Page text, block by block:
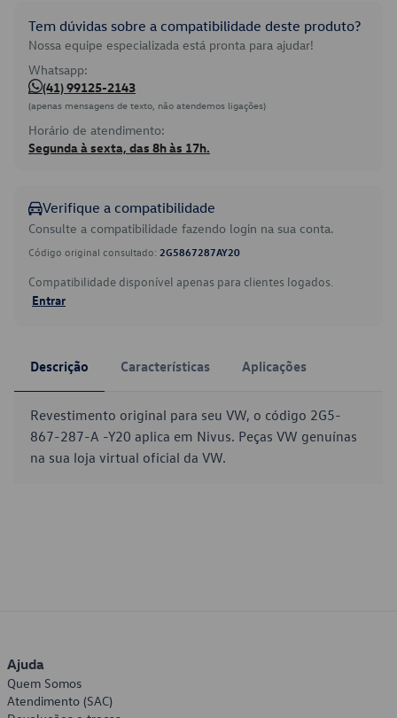
Tem dúvidas sobre a compatibilidade deste produto?
Nossa equipe especializada está pronta para ajudar!
Whatsapp:
(41) 99125-2143
(apenas mensagens de texto, não atendemos ligações)
Horário de atendimento:
Segunda à sexta, das 8h às 17h.
Verifique a compatibilidade
Consulte a compatibilidade fazendo login na sua conta.
Código original consultado: 2G5867287AY20
Compatibilidade disponível apenas para clientes logados.
Entrar
Descrição Características Aplicações
Revestimento original para seu VW, o código 2G5-
867-287-A -Y20 aplica em Nivus. Peças VW genuínas
na sua loja virtual oficial da VW.
Ajuda
Quem Somos
Atendimento (SAC)